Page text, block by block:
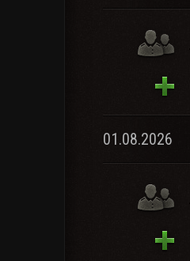
01.08.2026